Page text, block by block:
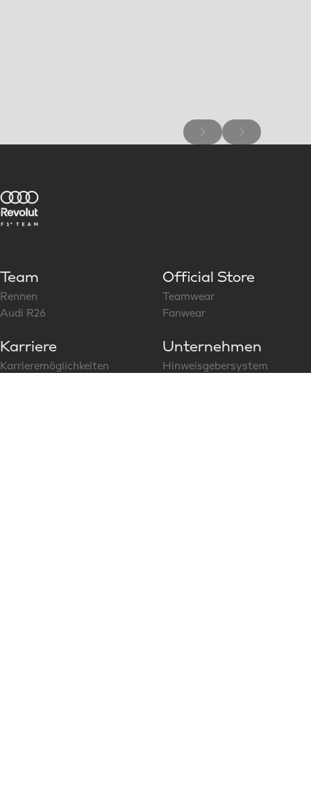
Team
Rennen
Audi R26
Official Store
Teamwear
Fanwear
Karriere
Karrieremöglichkeiten
Unternehmen
Hinweisgebersystem